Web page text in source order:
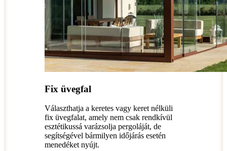
Fix üvegfal
Választhatja a keretes vagy keret nélküli
fix üvegfalat, amely nem csak rendkívül
esztétikussá varázsolja pergoláját, de
segítségével bármilyen időjárás esetén
menedéket nyújt.